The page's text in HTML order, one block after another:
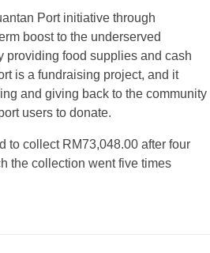
Port initiative through
boost to the underserved
providing food supplies and cash
is a fundraising project, and it
and giving back to the community
users to donate.
to collect RM73,048.00 after four
the collection went five times